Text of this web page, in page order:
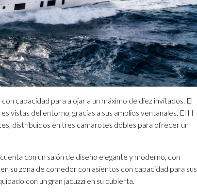
capacidad para alojar a un máximo de diez invitados. El
vistas del entorno, gracias a sus amplios ventanales. El H
distribuidos en tres camarotes dobles para ofrecer un
con un salón de diseño elegante y moderno, con
su zona de comedor con asientos con capacidad para sus
con un gran jacuzzi en su cubierta.